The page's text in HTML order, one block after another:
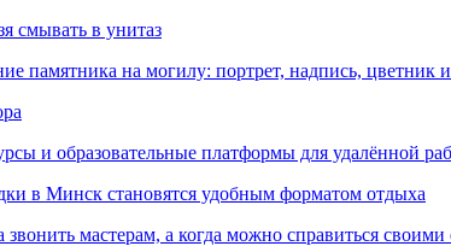
смывать в унитаз
памятника на могилу: портрет, надпись, цветник
и образовательные платформы для удалённой
в Минск становятся удобным форматом отдыха
звонить мастерам, а когда можно справиться своими